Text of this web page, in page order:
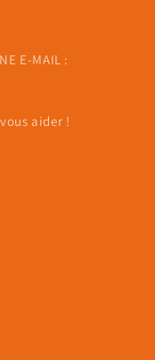
E-MAIL :
aider !